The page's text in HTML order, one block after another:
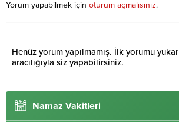
Yorum yapabilmek için oturum açmalısınız.
Henüz yorum yapılmamış. İlk yorumu
aracılığıyla siz yapabilirsiniz.
Namaz Vakitleri